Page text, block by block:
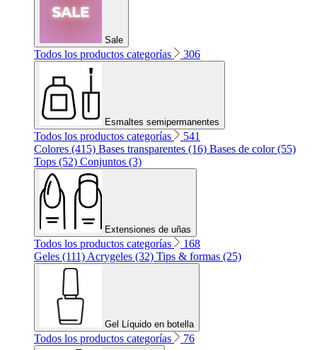
Sale
Todos los productos categorías 306
Esmaltes semipermanentes
Todos los productos categorías
541
Colores (415) Bases transparentes (16) Bases de color (55)
Tops (52) Conjuntos (3)
Extensiones de uñas
Todos los productos categorías
168
Geles (111) Acrygeles (32) Tips & formas (25)
Gel Líquido en botella
Todos los productos categorías 76